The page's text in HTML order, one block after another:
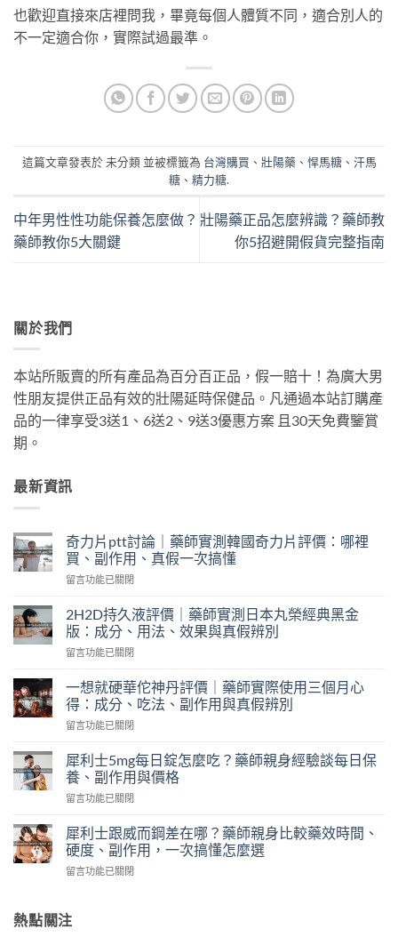
也歡迎直接來店裡問我，畢竟每個人體質不同，適合別人的
不一定適合你，實際試過最準。
這篇文章發表於 未分類 並被標籤為 台灣購買 、 壯陽藥 、 悍馬糖、 汗馬
糖 、 精力糖.
中年男性性功能保養怎麼做？
藥師教你5大關鍵
壯陽藥正品怎麼辨識？藥師教
你5招避開假貨完整指南
關於我們
本站所販賣的所有產品為百分百正品，假一賠十！為廣大男
性朋友提供正品有效的壯陽延時保健品。凡通過本站訂購產
品的一律享受3送1、6送2、9送3優惠方案 且30天免費鑒賞
期。
最新資訊
奇力片ptt討論｜藥師實測韓國奇力片評價：哪裡
買、副作用、真假一次搞懂
在
力
片
ptt
討
｜
藥
師
實
韓
國
力
評
價：
哪
副
作
留言功能已關閉
2H2D持久液評價｜藥師實測日本丸榮經典黑金
版：成分、用法、效果與真假辨別
在
久
液
評
｜
藥
師
實
日
本
榮
黑
留言功能已關閉
一想就硬華佗神丹評價｜藥師實際使用三個月心
得：成分、吃法、副作用與真假辨別
在
想
就
硬
華
神
丹
評
價
師
留言功能已關閉
犀利士5mg每日錠怎麼吃？藥師親身經驗談每日保
養、副作用與價格
在
利
士
5mg
每
怎
留言功能已關閉
犀利士跟威而鋼差在哪？藥師親身比較藥效時間、
硬度、副作用，一次搞懂怎麼選
在
士
跟
留言功能已關閉
熱點關注